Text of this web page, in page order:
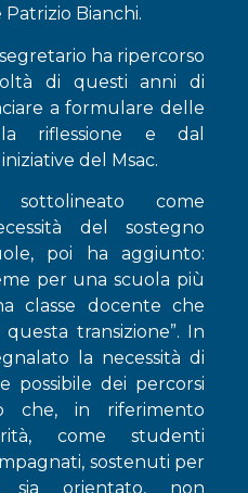
Bianchi.
ha ripercorso
di questi anni di
a formulare delle
riflessione e dal
del Msac.
come
del sostegno
poi ha aggiunto:
per una scuola più
classe docente che
transizione”. In
la necessità di
possibile dei percorsi
che, in riferimento
come studenti
sostenuti per
sia orientato, non